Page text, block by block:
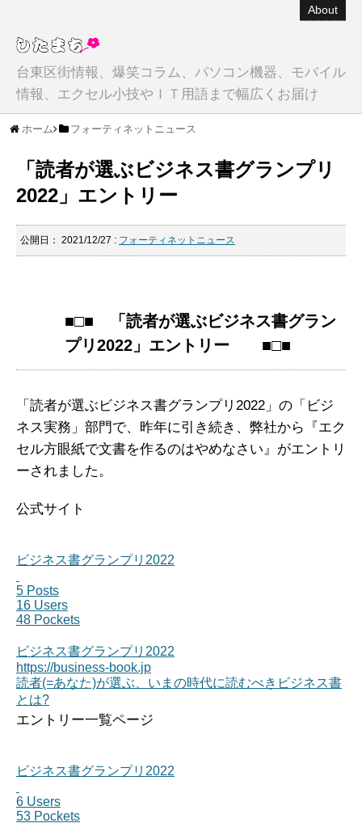
About
台東区街情報、爆笑コラム、パソコン機器、モバイル
情報、エクセル小技やＩＴ用語まで幅広くお届け
ホーム フォーティネットニュース
「読者が選ぶビジネス書グランプリ
2022」エントリー
公開日： 2021/12/27 : フォーティネットニュース
■□■ 「読者が選ぶビジネス書グラン
プリ2022」エントリー ■□■
「読者が選ぶビジネス書グランプリ2022」の「ビジ
ネス実務」部門で、昨年に引き続き、弊社から『エク
セル方眼紙で文書を作るのはやめなさい』がエントリ
ーされました。
公式サイト
ビジネス書グランプリ2022
5 Posts
16 Users
48 Pockets
ビジネス書グランプリ2022
https://business-book.jp
読者(=あなた)が選ぶ、いまの時代に読むべきビジネス書
とは?
エントリー一覧ページ
ビジネス書グランプリ2022
6 Users
53 Pockets